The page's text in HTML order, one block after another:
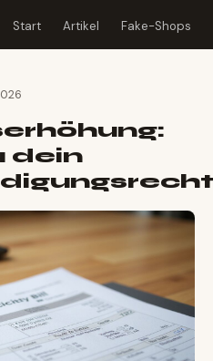
Start Artikel Fake-Shops
dein